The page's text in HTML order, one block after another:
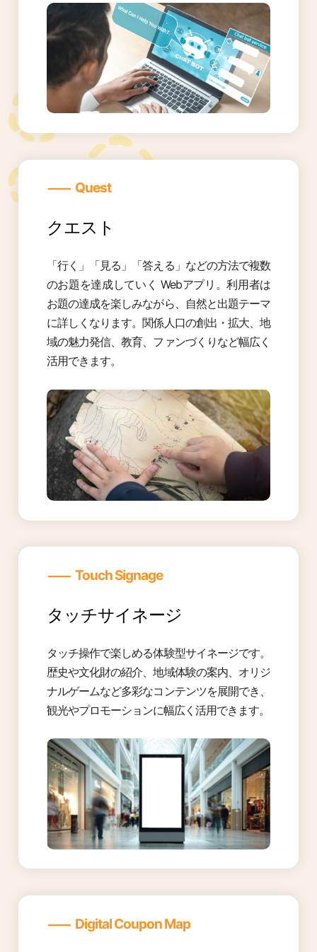
― Quest
クエスト
「行く」「見る」「答える」などの方法で複数
のお題を達成していく Webアプリ。利用者は
お題の達成を楽しみながら、自然と出題テーマ
に詳しくなります。関係人口の創出・拡大、地
域の魅力発信、教育、ファンづくりなど幅広く
活用できます。
― Touch Signage
タッチサイネージ
タッチ操作で楽しめる体験型サイネージです。
歴史や文化財の紹介、地域体験の案内、オリジ
ナルゲームなど多彩なコンテンツを展開でき、
観光やプロモーションに幅広く活用できます。
― Digital Coupon Map